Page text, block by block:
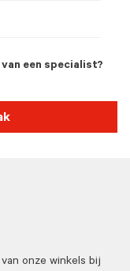
een specialist?
onze winkels bij